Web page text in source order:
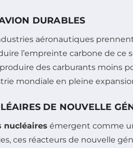
DURABLES
aéronautiques
l’empreinte carbone de ce
des carburants moins
mondiale en pleine
DE NOUVELLE
nucléaires émergent comme
ces réacteurs de nouvelle